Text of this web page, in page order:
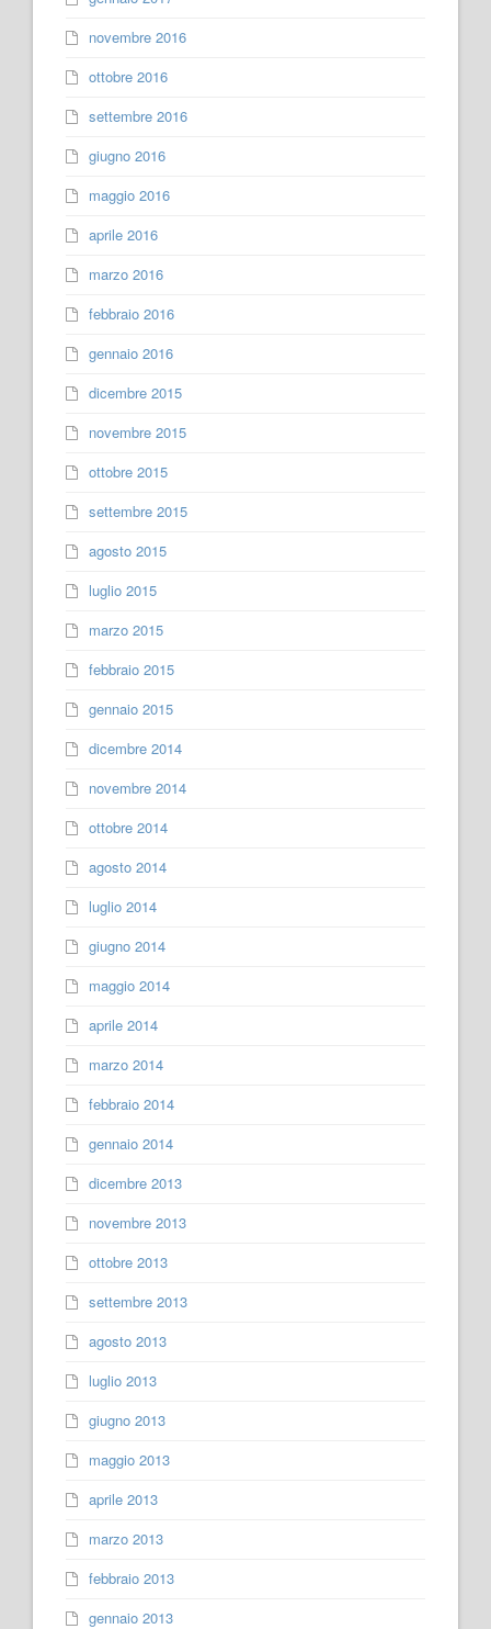
novembre 2016
ottobre 2016
settembre 2016
giugno 2016
maggio 2016
aprile 2016
marzo 2016
febbraio 2016
gennaio 2016
dicembre 2015
novembre 2015
ottobre 2015
settembre 2015
agosto 2015
luglio 2015
marzo 2015
febbraio 2015
gennaio 2015
dicembre 2014
novembre 2014
ottobre 2014
agosto 2014
luglio 2014
giugno 2014
maggio 2014
aprile 2014
marzo 2014
febbraio 2014
gennaio 2014
dicembre 2013
novembre 2013
ottobre 2013
settembre 2013
agosto 2013
luglio 2013
giugno 2013
maggio 2013
aprile 2013
marzo 2013
febbraio 2013
gennaio 2013